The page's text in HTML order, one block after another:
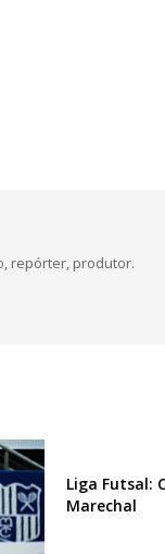
repórter, produtor.
Liga Futsal:
Marechal